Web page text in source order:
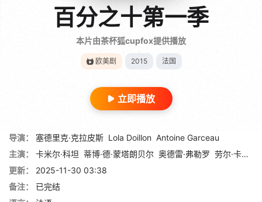
百分之十第一季
本片由茶杯狐cupfox提供播放
欧美剧 2015 法国
立即播放
导演： 塞德里克·克拉皮斯 Lola Doillon Antoine Garceau
主演：
卡米尔·科坦 蒂博·德·蒙塔朗贝尔 奥德雷·弗勒罗 劳尔·卡拉米
更新：
2025-11-30 03:38
备注：
已完结